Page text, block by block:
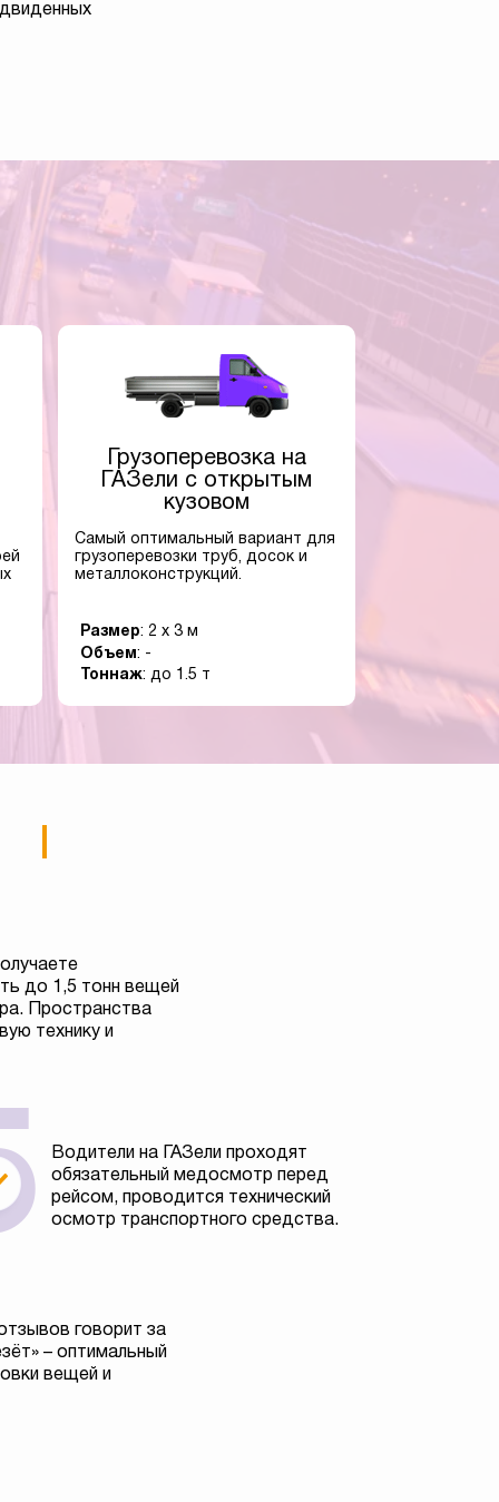
Грузоперевозка на
ГАЗели с открытым
кузовом
Самый оптимальный вариант для
грузоперевозки труб, досок и
металлоконструкций.
Размер: 2 x 3 м
Объем: -
Тоннаж: до 1.5 т
до 1,5 тонн вещей
Пространства
технику и
Водители на ГАЗели проходят
обязательный медосмотр перед
рейсом, проводится технический
осмотр транспортного средства.
говорит за
– оптимальный
вещей и